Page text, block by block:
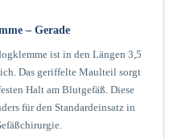
– Gerade
ist in den Längen 3,5
Das geriffelte Maulteil sorgt
Halt am Blutgefäß. Diese
für den Standardeinsatz in